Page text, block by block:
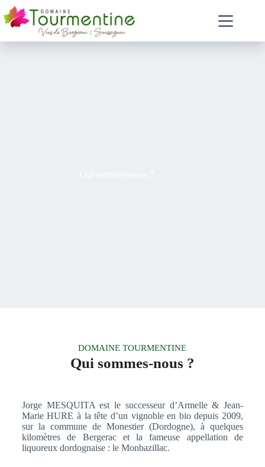
DOMAINE TOURMENTINE
Qui sommes-nous ?
Jorge MESQUITA est le successeur d’Armelle & Jean-
Marie HURE à la tête d’un vignoble en bio depuis 2009,
sur la commune de Monestier (Dordogne), à quelques
kilomètres de Bergerac et la fameuse appellation de
liquoreux dordognaise : le Monbazillac.